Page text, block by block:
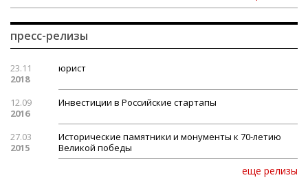
пресс-релизы
23.11
2018
юрист
12.09
2016
Инвестиции в Российские стартапы
27.03
2015
Исторические памятники и монументы к 70-летию
Великой победы
еще релизы